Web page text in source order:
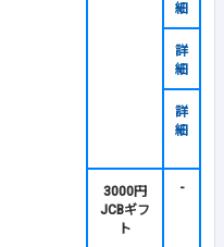
細
詳
細
詳
細
3000円
JCBギフ
ト
-